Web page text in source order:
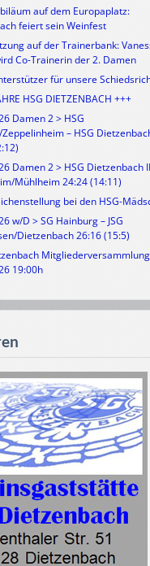
auf dem Europaplatz:
feiert sein Weinfest
auf der Trainerbank:
Co-Trainerin der 2. Damen
für unsere
HSG DIETZENBACH +++
Damen 2 > HSG
– HSG
Damen 2 > HSG Dietzenbach
Mühlheim 24:24 (14:11)
bei den HSG-
w/D > SG Hainburg – JSG
Dietzenbach 26:16 (15:5)
Mitgliederversammlung
19:00h